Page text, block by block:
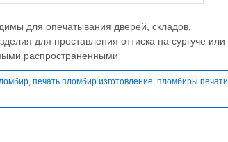
для опечатывания дверей, складов,
для проставления оттиска на сургуче или
распространенными
, печать пломбир изготовление, пломбиры печати